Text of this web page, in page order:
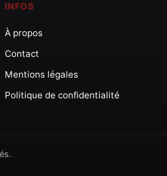
INFOS
À propos
Contact
Mentions légales
Politique de confidentialité